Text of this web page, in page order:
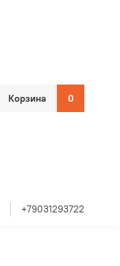
Корзина 0
+79031293722